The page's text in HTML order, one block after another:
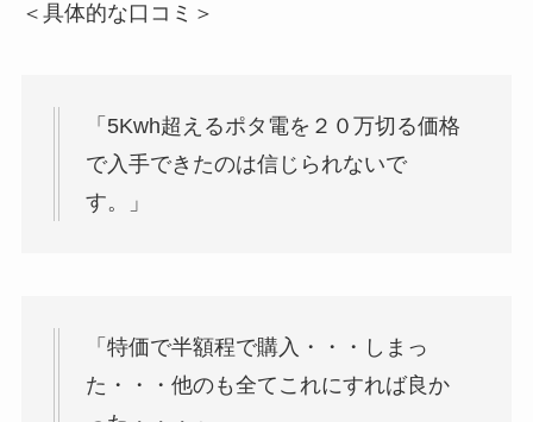
＜具体的な口コミ＞
「5Kwh超えるポタ電を２０万切る価格
で入手できたのは信じられないで
す。」
「特価で半額程で購入・・・しまっ
た・・・他のも全てこれにすれば良か